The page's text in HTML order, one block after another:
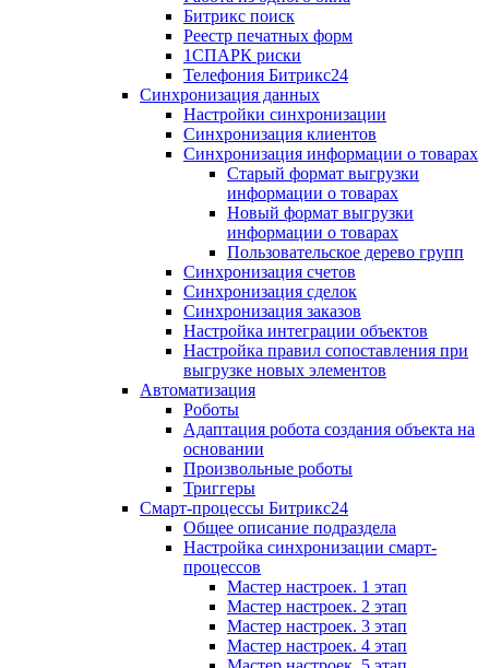
Битрикс поиск
Реестр печатных форм
1СПАРК риски
Телефония Битрикс24
Синхронизация данных
Настройки синхронизации
Синхронизация клиентов
Синхронизация информации о товарах
Старый формат выгрузки
информации о товарах
Новый формат выгрузки
информации о товарах
Пользовательское дерево групп
Синхронизация счетов
Синхронизация сделок
Синхронизация заказов
Настройка интеграции объектов
Настройка правил сопоставления при
выгрузке новых элементов
Автоматизация
Роботы
Адаптация робота создания объекта на
основании
Произвольные роботы
Триггеры
Смарт-процессы Битрикс24
Общее описание подраздела
Настройка синхронизации смарт-
процессов
Мастер настроек. 1 этап
Мастер настроек. 2 этап
Мастер настроек. 3 этап
Мастер настроек. 4 этап